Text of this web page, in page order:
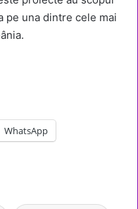
pe una dintre cele mai
WhatsApp